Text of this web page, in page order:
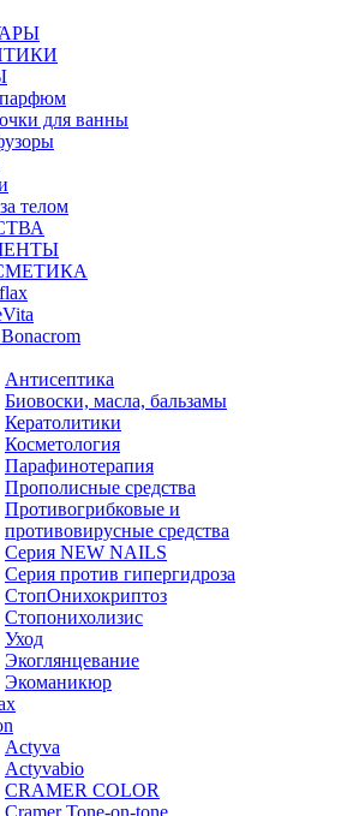
для ванны
телом
Антисептика
Биовоски, масла, бальзамы
Кератолитики
Косметология
Парафинотерапия
Прополисные средства
Противогрибковые и
противовирусные средства
Серия NEW NAILS
Серия против гипергидроза
СтопОнихокриптоз
Стопонихолизис
Уход
Экоглянцевание
Экоманикюр
Actyva
Actyvabio
CRAMER COLOR
Cramer Tone-on-tone